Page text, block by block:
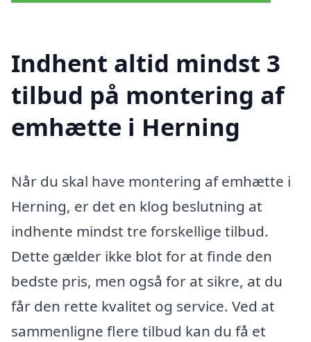
Indhent altid mindst 3
tilbud på montering af
emhætte i Herning
Når du skal have montering af emhætte i
Herning, er det en klog beslutning at
indhente mindst tre forskellige tilbud.
Dette gælder ikke blot for at finde den
bedste pris, men også for at sikre, at du
får den rette kvalitet og service. Ved at
sammenligne flere tilbud kan du få et